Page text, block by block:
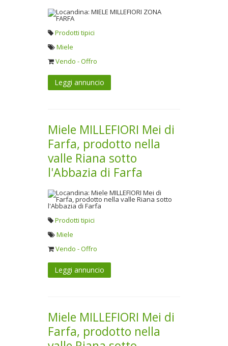
Prodotti tipici
Miele
Vendo - Offro
Leggi annuncio
Miele MILLEFIORI Mei di
Farfa, prodotto nella
valle Riana sotto
l'Abbazia di Farfa
Prodotti tipici
Miele
Vendo - Offro
Leggi annuncio
Miele MILLEFIORI Mei di
Farfa, prodotto nella